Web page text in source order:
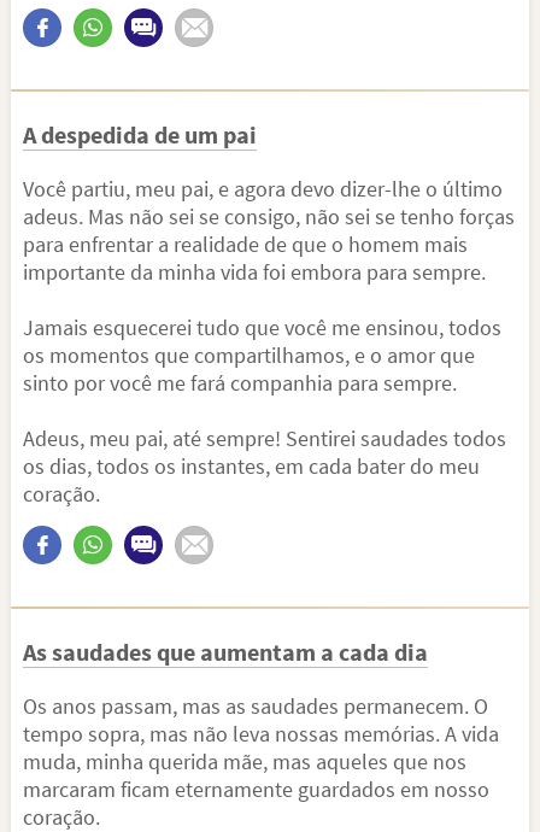
A despedida de um pai
Você partiu, meu pai, e agora devo dizer-lhe o último
adeus. Mas não sei se consigo, não sei se tenho forças
para enfrentar a realidade de que o homem mais
importante da minha vida foi embora para sempre.
Jamais esquecerei tudo que você me ensinou, todos
os momentos que compartilhamos, e o amor que
sinto por você me fará companhia para sempre.
Adeus, meu pai, até sempre! Sentirei saudades todos
os dias, todos os instantes, em cada bater do meu
coração.
As saudades que aumentam a cada dia
Os anos passam, mas as saudades permanecem. O
tempo sopra, mas não leva nossas memórias. A vida
muda, minha querida mãe, mas aqueles que nos
marcaram ficam eternamente guardados em nosso
coração.